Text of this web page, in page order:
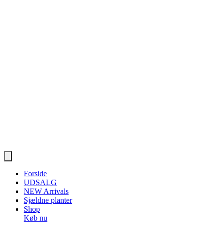
Forside
UDSALG
NEW Arrivals
Sjældne planter
Shop
Køb nu